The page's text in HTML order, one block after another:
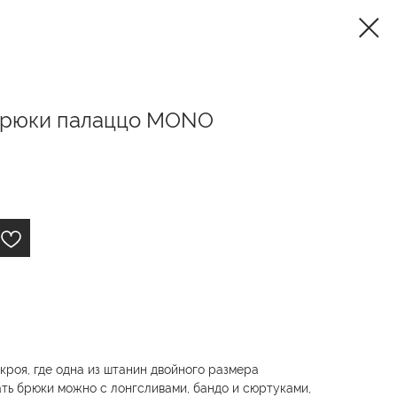
палаццо MONO
где одна из штанин двойного размера
брюки можно с лонгсливами, бандо и сюртуками,